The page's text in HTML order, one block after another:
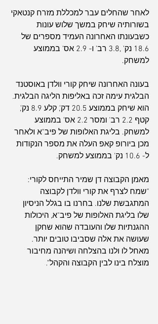
לאחר שהחלים עבר למכללת מזרח קנטאקי
בשורותיה שיחק במשך שלוש עונות
כשבעונתו האחרונה העמיד מספרים של
18.6 נק' ,3.8 רב' ו- 2.9 אס' בממוצע
למשחק.
בעונה האחרונה שיחק קורי וולדן באוסטנד
הבלגית עימה זכה באליפות הליגה הבלגית.
הוא שיחק בממוצע 20.5 דק', קלע 8.9 נק',
קטף 2.2 רב' ומסר 2.2 אס' בממוצע
למשחק. בליגת האלופות של פיב"א ולאחר
מכן ביורופ קאפ העלה את מספר הנקודות
ל- 10.6 נק' בממוצע למשחק.
מאמן הקבוצה דן שמיר התייחס לקורי:
"שמח לצרף את קורי וולדן לקבוצה
המתגבשת שלנו. בחרנו בו בגלל הניסיון
שלו בליגת האלופות של פיב"א, היכולות
ההגנתיות שלו והעובדה שהוא שחקן
שעושה את אלה שסביבו טובים יותר.
מאחל לו ולנו בהצלחה ושיהנה מחיבור
מוצלח בינו לבין הקבוצה והקהל".